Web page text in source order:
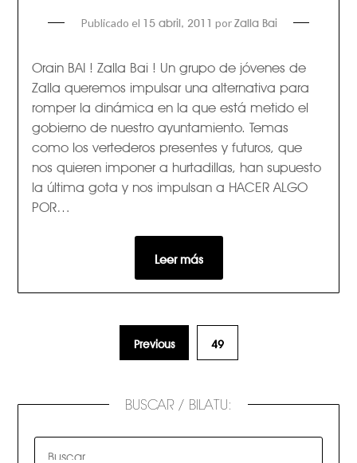
Publicado el 15 abril, 2011 por Zalla Bai
Orain BAI ! Zalla Bai ! Un grupo de jóvenes de
Zalla queremos impulsar una alternativa para
romper la dinámica en la que está metido el
gobierno de nuestro ayuntamiento. Temas
como los vertederos presentes y futuros, que
nos quieren imponer a hurtadillas, han supuesto
la última gota y nos impulsan a HACER ALGO
POR…
Leer más
Previous 49
BUSCAR / BILATU: